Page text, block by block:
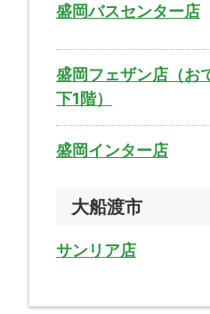
盛岡バスセンター店
盛岡フェザン店（お
下1階）
盛岡インター店
大船渡市
サンリア店